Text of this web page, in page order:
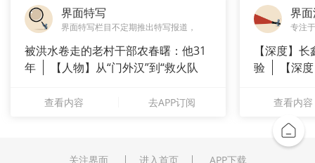
界面特写
界面特写栏目不定期推出特写报道，
被洪水卷走的老村干部农春曙：他31
年
【人物】从“门外汉”到“救火队
查看内容 去APP订阅
界
专注
【深度】
验
【深
查看内容
关注界面 进入首页 APP下载